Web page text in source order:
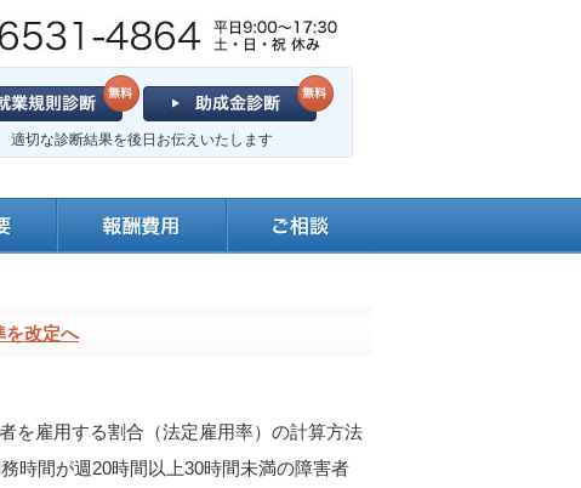
適切な診断結果を後日お伝えいたします
改定へ
を雇用する割合（法定雇用率）の計算方法
時間が週20時間以上30時間未満の障害者